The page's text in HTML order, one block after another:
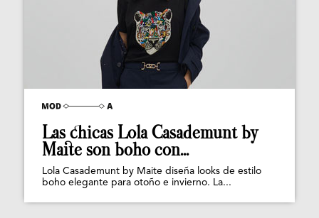
Las chicas Lola Casademunt by
Maite son boho con...
Lola Casademunt by Maite diseña looks de estilo
boho elegante para otoño e invierno. La...